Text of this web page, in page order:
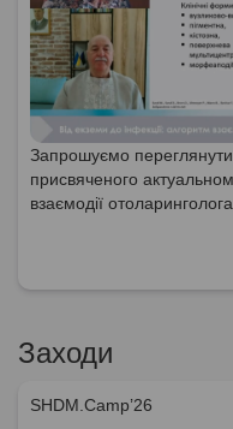
Запрошуємо
присвяченого
взаємодії
Заходи
SHDM.Camp’26